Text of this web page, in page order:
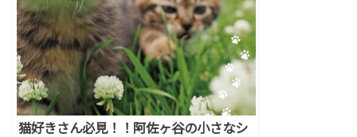
猫好きさん必見！！阿佐ヶ谷の小さなシ